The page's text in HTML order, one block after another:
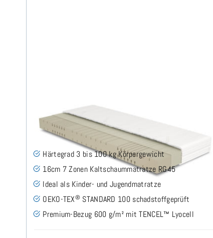
Midsofty H3 (TENCEL™ Lyocell) Kaltschaummatratze
80x200 cm
Härtegrad 3 bis 100 kg Körpergewicht
16cm 7 Zonen Kaltschaummatratze RG45
Ideal als Kinder- und Jugendmatratze
OEKO-TEX® STANDARD 100 schadstoffgeprüft
Premium-Bezug 600 g/m² mit TENCEL™ Lyocell